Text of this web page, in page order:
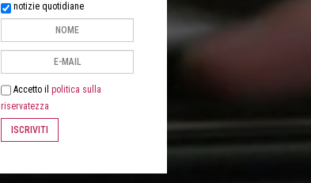
notizie quotidiane
Accetto il politica sulla
riservatezza
ISCRIVITI